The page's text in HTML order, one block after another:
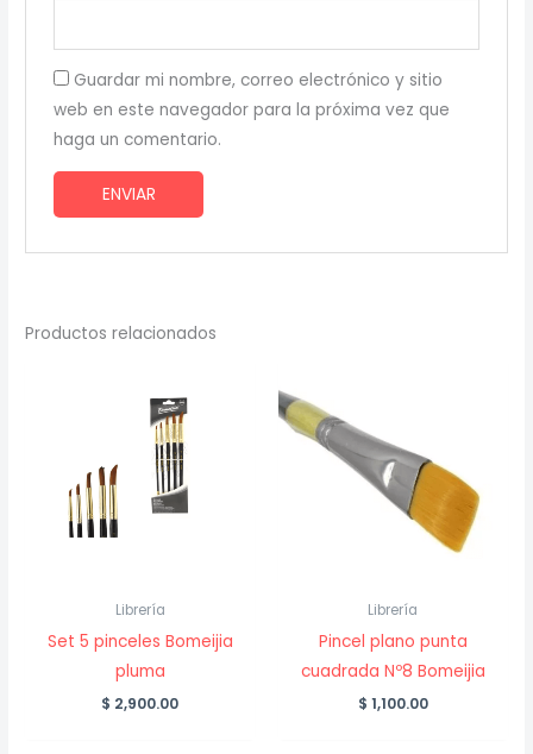
Guardar mi nombre, correo electrónico y sitio
web en este navegador para la próxima vez que
haga un comentario.
Productos relacionados
Librería
Set 5 pinceles Bomeijia
pluma
$ 2,900.00
Librería
Pincel plano punta
cuadrada Nº8 Bomeijia
$ 1,100.00